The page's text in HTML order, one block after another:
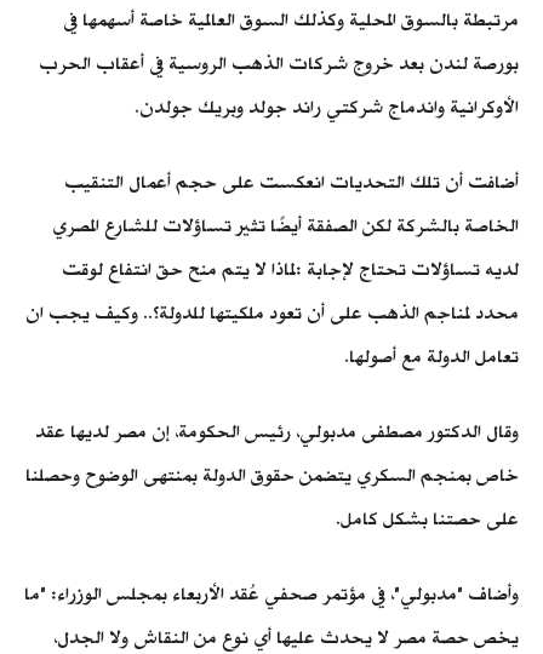
مرتبطة بالسوق المحلية وكذلك السوق العالمية خاصة أسهمها في
بورصة لندن بعد خروج شركات الذهب الروسية في أعقاب الحرب
الأوكرانية واندماج شركتي راند جولد وبريك جولدن.
أضافت أن تلك التحديات انعكست على حجم أعمال التنقيب
الخاصة بالشركة لكن الصفقة أيضًا تثير تساؤلات للشارع المصري
لديه تساؤلات تحتاج لإجابة :لماذا لا يتم منح حق انتفاع لوقت
محدد لمناجم الذهب على أن تعود ملكيتها للدولة؟.. وكيف يجب ان
تعامل الدولة مع أصولها.
وقال الدكتور مصطفى مدبولي، رئيس الحكومة، إن مصر لديها عقد
خاص بمنجم السكري يتضمن حقوق الدولة بمنتهى الوضوح وحصلنا
على حصتنا بشكل كامل.
وأضاف "مدبولي"، في مؤتمر صحفي عُقد الأربعاء بمجلس الوزراء: "ما
يخص حصة مصر لا يحدث عليها أي نوع من النقاش ولا الجدل،